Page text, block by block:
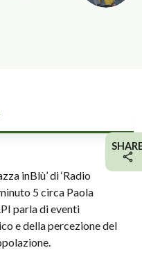
inBlù’ di ‘Radio
5 circa Paola
parla di eventi
e della percezione del